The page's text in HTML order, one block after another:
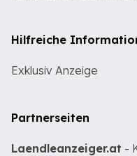
Hilfreiche
Exklusiv Anzeige
Partnerseiten
Laendleanzeiger.at -